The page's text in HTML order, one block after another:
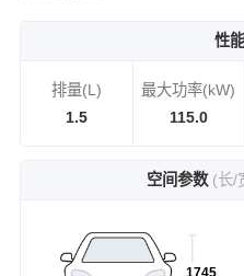
性
排量(L)
1.5
最大功率(kW)
115.0
空间参数 (长/